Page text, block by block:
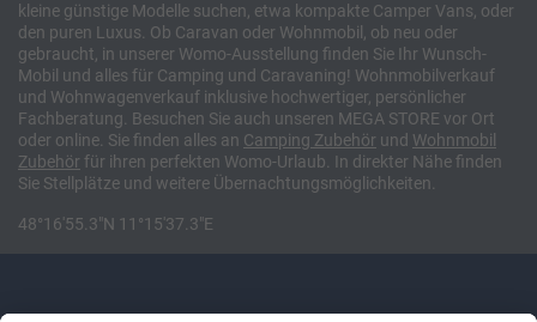
kleine günstige Modelle suchen, etwa kompakte Camper Vans, oder
den puren Luxus. Ob Caravan oder Wohnmobil, ob neu oder
gebraucht, in unserer Womo-Ausstellung finden Sie Ihr Wunsch-
Mobil und alles für Camping und Caravaning! Wohnmobilverkauf
und Wohnwagenverkauf inklusive hochwertiger, persönlicher
Fachberatung. Besuchen Sie auch unseren MEGA STORE vor Ort
oder online. Sie finden alles an Camping Zubehör und Wohnmobil
Zubehör für ihren perfekten Womo-Urlaub. In direkter Nähe finden
Sie Stellplätze und weitere Übernachtungsmöglichkeiten.
48°16'55.3"N 11°15'37.3"E